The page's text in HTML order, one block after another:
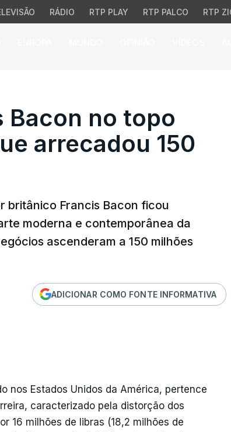
RÁDIO RTP PLAY RTP PALCO RTP
no topo de
Bacon no topo
arrecadou 150
britânico Francis Bacon ficou
moderna e contemporânea da
ascenderam a 150 milhões
ADICIONAR COMO FONTE INFORMATIVA
nos Estados Unidos da América, pertence
caracterizado pela distorção dos
16 milhões de libras (18,2 milhões de